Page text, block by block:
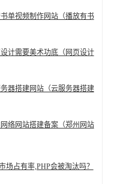
书单视频制作网站（播放有书
设计需要美术功底（网页设计
务器搭建网站（云服务器搭建
网络网站搭建备案（郑州网站
场占有率,PHP会被淘汰吗？